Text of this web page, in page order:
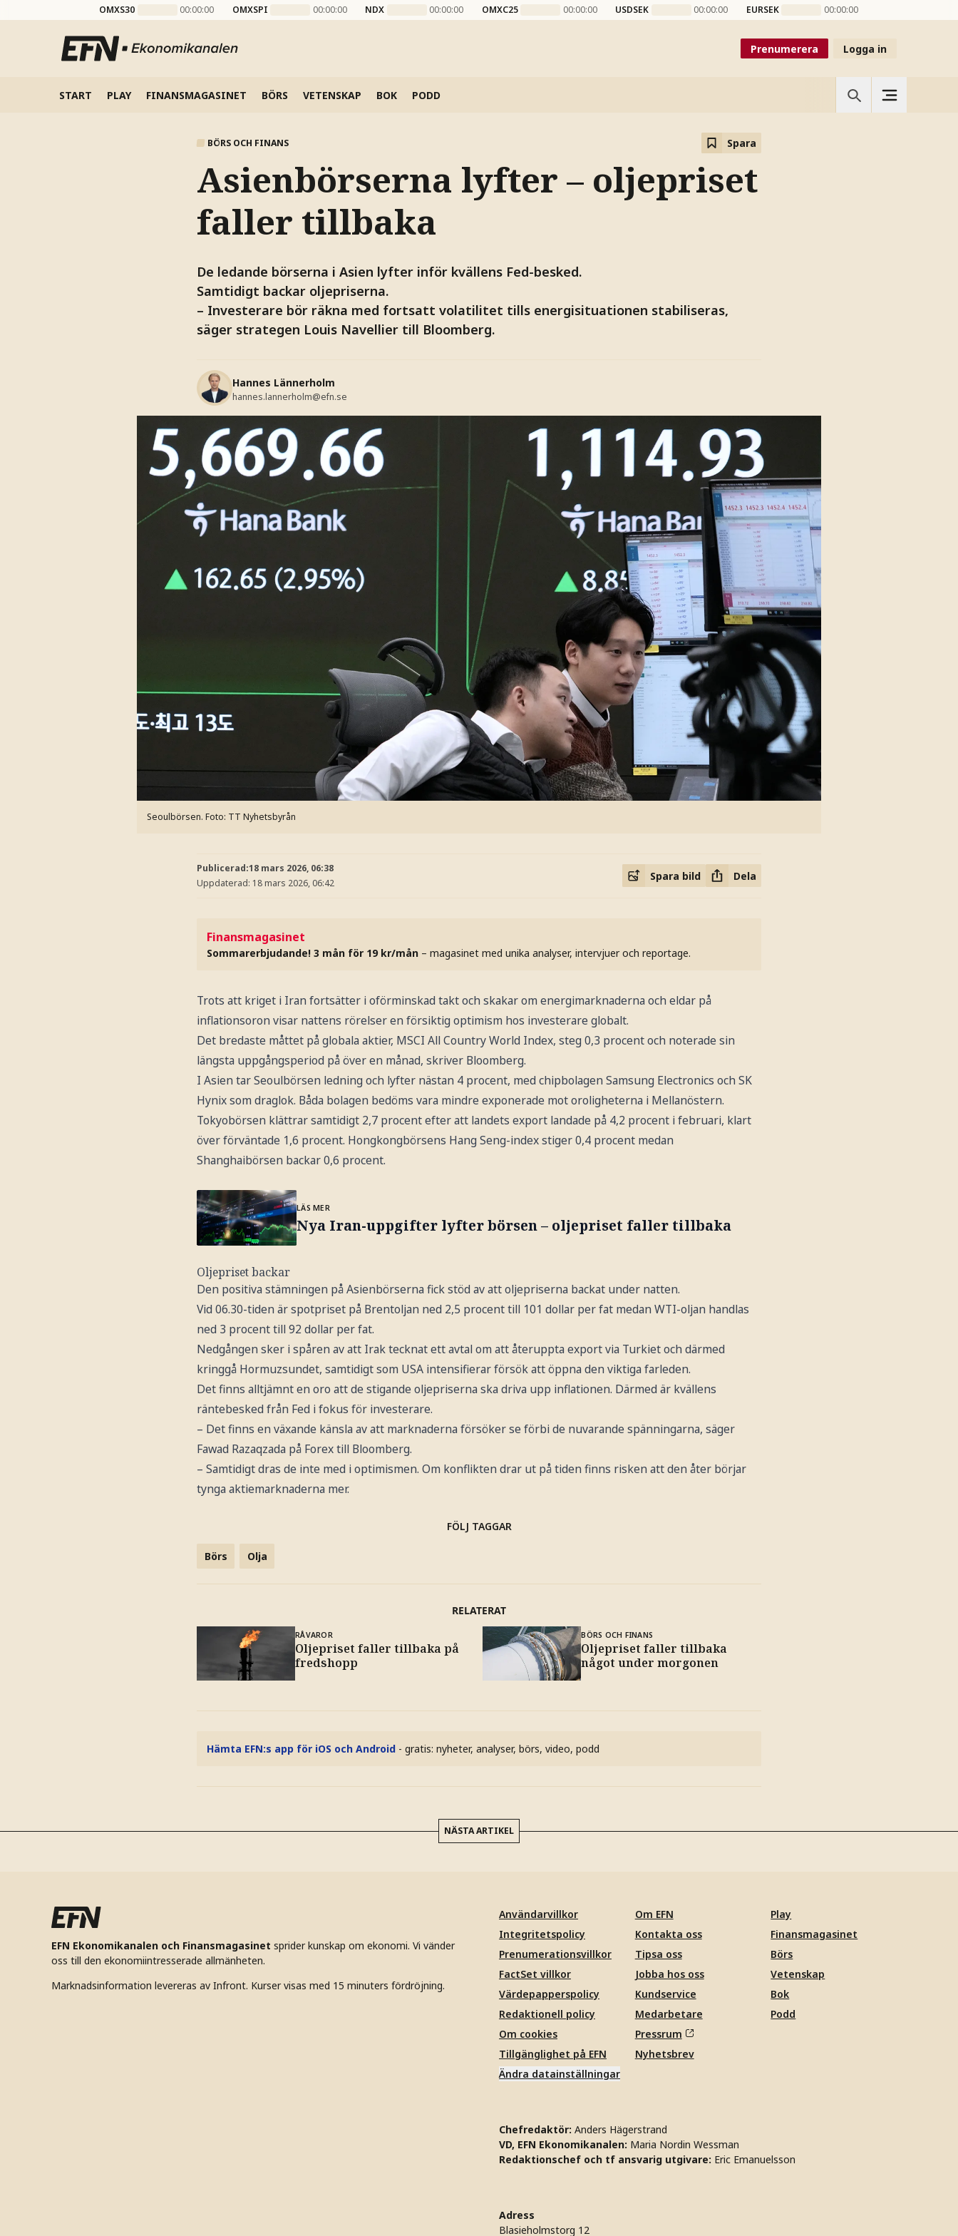
OMXS30 00:00:00 OMXSPI 00:00:00 NDX 00:00:00 OMXC25 00:00:00 USDSEK 00:00:00 EURSEK 00:00:00
Prenumerera Logga in
START PLAY FINANSMAGASINET BÖRS VETENSKAP BOK PODD
BÖRS OCH FINANS Spara
Asienbörserna lyfter – oljepriset
faller tillbaka
De ledande börserna i Asien lyfter inför kvällens Fed-besked.
Samtidigt backar oljepriserna.
– Investerare bör räkna med fortsatt volatilitet tills energisituationen stabiliseras,
säger strategen Louis Navellier till Bloomberg.
Hannes Lännerholm
hannes.lannerholm@efn.se
Seoulbörsen. Foto: TT Nyhetsbyrån
Publicerad:18 mars 2026, 06:38
Uppdaterad: 18 mars 2026, 06:42
Spara bild Dela
Finansmagasinet
Sommarerbjudande! 3 mån för 19 kr/mån – magasinet med unika analyser, intervjuer och reportage.
Trots att kriget i Iran fortsätter i oförminskad takt och skakar om energimarknaderna och eldar på
inflationsoron visar nattens rörelser en försiktig optimism hos investerare globalt.
Det bredaste måttet på globala aktier, MSCI All Country World Index, steg 0,3 procent och noterade sin
längsta uppgångsperiod på över en månad, skriver Bloomberg.
I Asien tar Seoulbörsen ledning och lyfter nästan 4 procent, med chipbolagen Samsung Electronics och SK
Hynix som draglok. Båda bolagen bedöms vara mindre exponerade mot oroligheterna i Mellanöstern.
Tokyobörsen klättrar samtidigt 2,7 procent efter att landets export landade på 4,2 procent i februari, klart
över förväntade 1,6 procent. Hongkongbörsens Hang Seng-index stiger 0,4 procent medan
Shanghaibörsen backar 0,6 procent.
LÄS MER
Nya Iran-uppgifter lyfter börsen – oljepriset faller tillbaka
Oljepriset backar
Den positiva stämningen på Asienbörserna fick stöd av att oljepriserna backat under natten.
Vid 06.30-tiden är spotpriset på Brentoljan ned 2,5 procent till 101 dollar per fat medan WTI-oljan handlas
ned 3 procent till 92 dollar per fat.
Nedgången sker i spåren av att Irak tecknat ett avtal om att återuppta export via Turkiet och därmed
kringgå Hormuzsundet, samtidigt som USA intensifierar försök att öppna den viktiga farleden.
Det finns alltjämnt en oro att de stigande oljepriserna ska driva upp inflationen. Därmed är kvällens
räntebesked från Fed i fokus för investerare.
– Det finns en växande känsla av att marknaderna försöker se förbi de nuvarande spänningarna, säger
Fawad Razaqzada på Forex till Bloomberg.
– Samtidigt dras de inte med i optimismen. Om konflikten drar ut på tiden finns risken att den åter börjar
tynga aktiemarknaderna mer.
FÖLJ TAGGAR
Börs Olja
RELATERAT
RÅVAROR
Oljepriset faller tillbaka på
fredshopp
BÖRS OCH FINANS
Oljepriset faller tillbaka
något under morgonen
Hämta EFN:s app för iOS och Android - gratis: nyheter, analyser, börs, video, podd
NÄSTA ARTIKEL
EFN Ekonomikanalen och Finansmagasinet sprider kunskap om ekonomi. Vi vänder
oss till den ekonomiintresserade allmänheten.
Marknadsinformation levereras av Infront. Kurser visas med 15 minuters fördröjning.
Användarvillkor
Integritetspolicy
Prenumerationsvillkor
FactSet villkor
Värdepapperspolicy
Redaktionell policy
Om cookies
Tillgänglighet på EFN
Ändra datainställningar
Om EFN
Kontakta oss
Tipsa oss
Jobba hos oss
Kundservice
Medarbetare
Pressrum
Nyhetsbrev
Play
Finansmagasinet
Börs
Vetenskap
Bok
Podd
Chefredaktör: Anders Hägerstrand
VD, EFN Ekonomikanalen: Maria Nordin Wessman
Redaktionschef och tf ansvarig utgivare: Eric Emanuelsson
Adress
Blasieholmstorg 12